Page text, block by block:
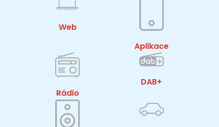
Web
Aplikace
Rádio
DAB+